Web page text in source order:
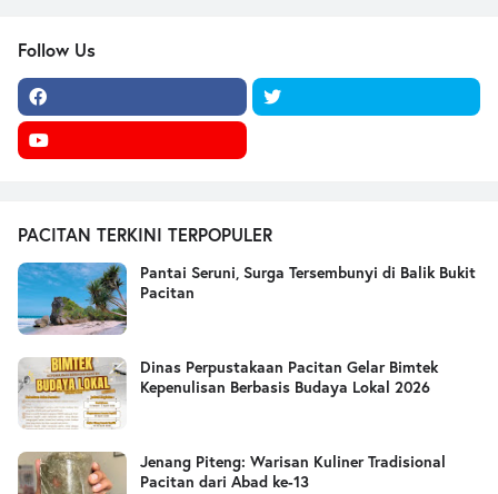
Follow Us
PACITAN TERKINI TERPOPULER
Pantai Seruni, Surga Tersembunyi di Balik Bukit
Pacitan
Dinas Perpustakaan Pacitan Gelar Bimtek
Kepenulisan Berbasis Budaya Lokal 2026
Jenang Piteng: Warisan Kuliner Tradisional
Pacitan dari Abad ke-13